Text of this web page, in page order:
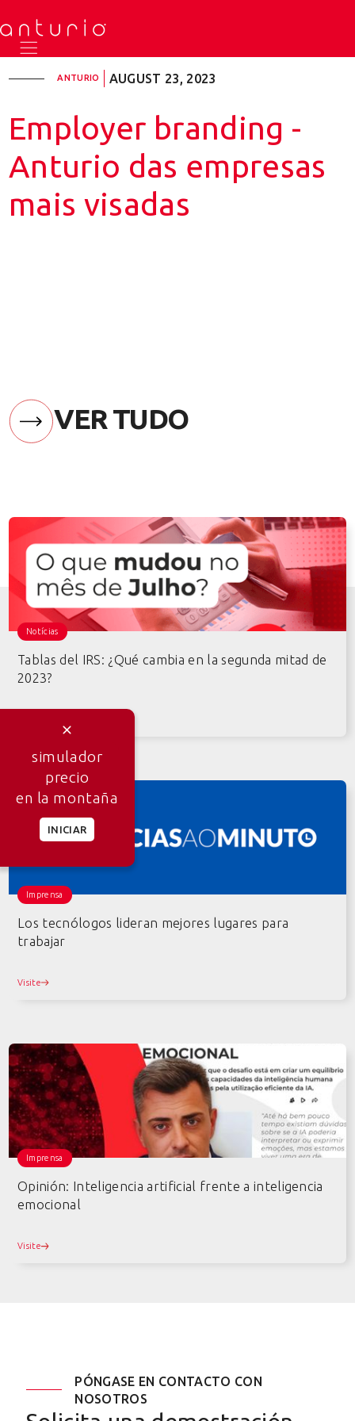
simulador
precio
en la montaña
INICIAR
ANTURIO AUGUST 23, 2023
Employer branding -
Anturio das empresas
mais visadas
VER TUDO
Notícias
Tablas del IRS: ¿Qué cambia en la segunda mitad de
2023?
Imprensa
Los tecnólogos lideran mejores lugares para
trabajar
Visite
Imprensa
Opinión: Inteligencia artificial frente a inteligencia
emocional
Visite
PÓNGASE EN CONTACTO CON
NOSOTROS